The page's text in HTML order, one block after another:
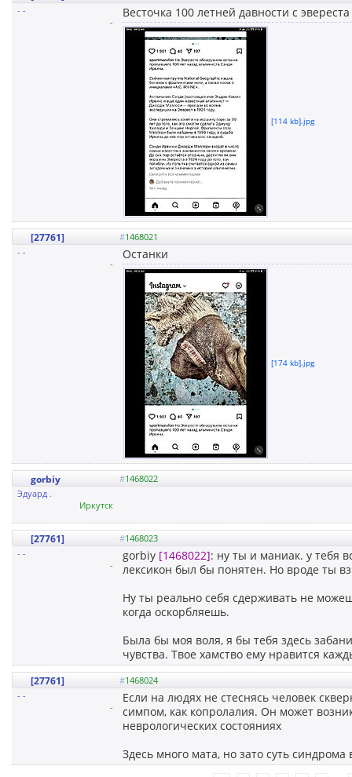
- -
-
Весточка 100 летней давности с эвереста
[114 kb].jpg
[27761] #1468021
- -
-
Останки
[174 kb].jpg
gorbiy #1468022
Эдуард .
Иркутск
[27761] #1468023
- -
-
gorbiy [1468022]: ну ты и маниак. у тебя
лексикон был бы понятен. Но вроде ты
Ну ты реально себя сдерживать не
когда оскорбляешь.
Была бы моя воля, я бы тебя здесь
чувства. Твое хамство ему нравится
[27761] #1468024
- -
-
Если на людях не стеснясь человек
симпом, как копролалия. Он может
неврологических состояниях
Здесь много мата, но зато суть